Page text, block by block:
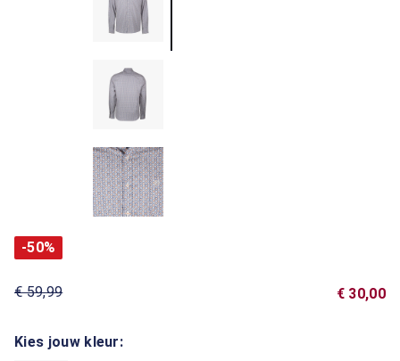
-50%
€ 59,99 € 30,00
Kies jouw kleur: